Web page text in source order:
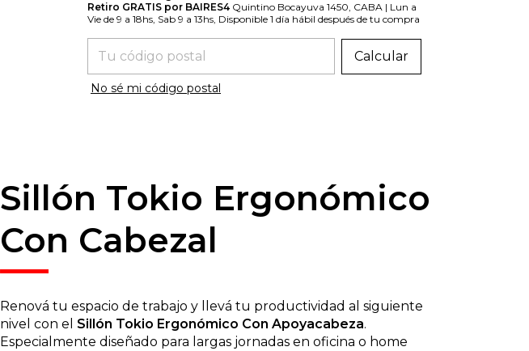
Retiro GRATIS por BAIRES4 Quintino Bocayuva 1450, CABA | Lun a
Vie de 9 a 18hs, Sab 9 a 13hs, Disponible 1 día hábil después de tu compra
Entregas para el CP:
Calcular
No sé mi código postal
Sillón Tokio Ergonómico
Con Cabezal
Renová tu espacio de trabajo y llevá tu productividad al siguiente
nivel con el Sillón Tokio Ergonómico Con Apoyacabeza.
Especialmente diseñado para largas jornadas en oficina o home